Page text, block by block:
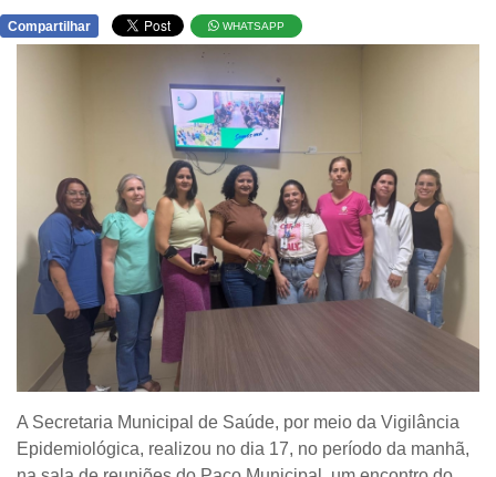
Compartilhar WHATSAPP
A Secretaria Municipal de Saúde, por meio da Vigilância
Epidemiológica, realizou no dia 17, no período da manhã,